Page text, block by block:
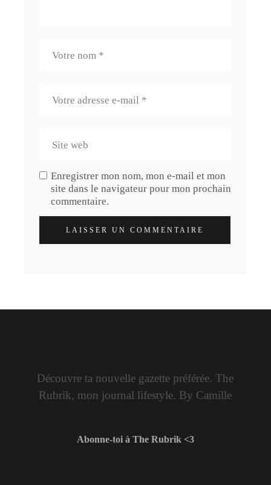
Enregistrer mon nom, mon e-mail et mon
site dans le navigateur pour mon prochain
commentaire.
LAISSER UN COMMENTAIRE
Découvre ta nouvelle gazette préférée. The
Rubrik, mon journal lifestyle. By Camille
Abonne-toi à The Rubrik <3